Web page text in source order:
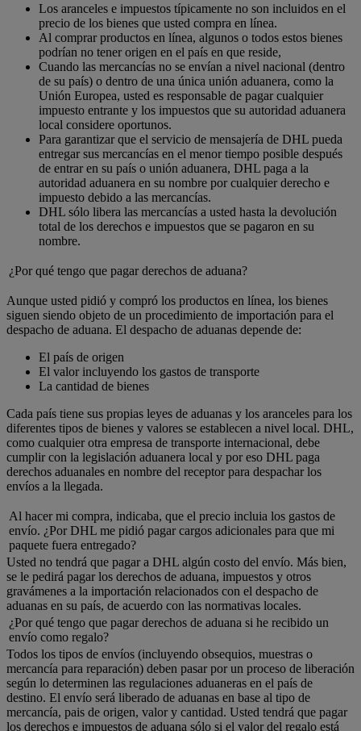
Los aranceles e impuestos típicamente no son incluidos en el
precio de los bienes que usted compra en línea.
Al comprar productos en línea, algunos o todos estos bienes
podrían no tener origen en el país en que reside,
Cuando las mercancías no se envían a nivel nacional (dentro
de su país) o dentro de una única unión aduanera, como la
Unión Europea, usted es responsable de pagar cualquier
impuesto entrante y los impuestos que su autoridad aduanera
local considere oportunos.
Para garantizar que el servicio de mensajería de DHL pueda
entregar sus mercancías en el menor tiempo posible después
de entrar en su país o unión aduanera, DHL paga a la
autoridad aduanera en su nombre por cualquier derecho e
impuesto debido a las mercancías.
DHL sólo libera las mercancías a usted hasta la devolución
total de los derechos e impuestos que se pagaron en su
nombre.
¿Por qué tengo que pagar derechos de aduana?
Aunque usted pidió y compró los productos en línea, los bienes
siguen siendo objeto de un procedimiento de importación para el
despacho de aduana. El despacho de aduanas depende de:
El país de origen
El valor incluyendo los gastos de transporte
La cantidad de bienes
Cada país tiene sus propias leyes de aduanas y los aranceles para los
diferentes tipos de bienes y valores se establecen a nivel local. DHL,
como cualquier otra empresa de transporte internacional, debe
cumplir con la legislación aduanera local y por eso DHL paga
derechos aduanales en nombre del receptor para despachar los
envíos a la llegada.
Al hacer mi compra, indicaba, que el precio incluia los gastos de
envío. ¿Por DHL me pidió pagar cargos adicionales para que mi
paquete fuera entregado?
Usted no tendrá que pagar a DHL algún costo del envío. Más bien,
se le pedirá pagar los derechos de aduana, impuestos y otros
gravámenes a la importación relacionados con el despacho de
aduanas en su país, de acuerdo con las normativas locales.
¿Por qué tengo que pagar derechos de aduana si he recibido un
envío como regalo?
Todos los tipos de envíos (incluyendo obsequios, muestras o
mercancía para reparación) deben pasar por un proceso de liberación
según lo determinen las regulaciones aduaneras en el país de
destino. El envío será liberado de aduanas en base al tipo de
mercancía, pais de origen, valor y cantidad. Usted tendrá que pagar
los derechos e impuestos de aduana sólo si el valor del regalo está